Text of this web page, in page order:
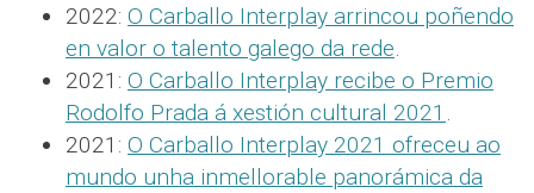
2022: O Carballo Interplay arrincou poñendo
en valor o talento galego da rede.
2021: O Carballo Interplay recibe o Premio
Rodolfo Prada á xestión cultural 2021 .
2021: O Carballo Interplay 2021 ofreceu ao
mundo unha inmellorable panorámica da